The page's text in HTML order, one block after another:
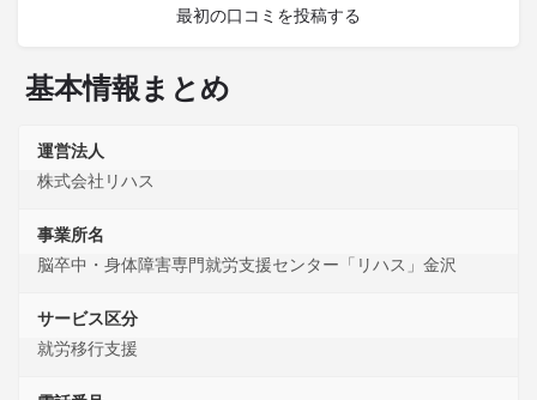
最初の口コミを投稿する
基本情報まとめ
運営法人
株式会社リハス
事業所名
脳卒中・身体障害専門就労支援センター「リハス」金沢
サービス区分
就労移行支援